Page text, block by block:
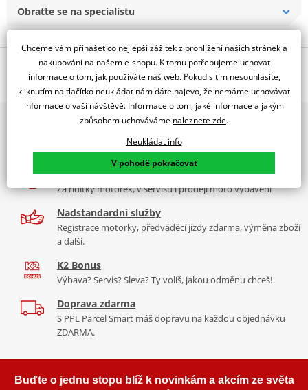
Obraťte se na specialistu
Popis a parametry
Jsme autorizovaný
dealer značky EK + SUPERSPROX
Řetězová sada - Řetěz EK, řada SRX2, těsněný QX-kroužkem.
Ocelové kolečko a rozeta SUPERSPROX.
Řetěz 520 SRX2
tím, že má jako jediný na trhu ZST (samozřejmě kromě typu MVXZ).
Typické motorky: Honda NC 750S, Kawasaki KLR 650, KTM 690
Enduro/Duke, zároveň se šikne pro sportovní endura a závody
Řada SRX
střední třída, ze které si vybere prakticky každý, prakticky pro
každou motorku, včetně závodních mašin, čtyřkolek. Má QX
2x multibrand showroom
9 značek motocyklů, servis, oblečení, doplňky i náhradní
díly, to vše v Praze a Liberci
Více než 30 let zkušeností
Za řídítky motorek, v servisu i prodeji moto vybavení
Nadstandardní služby
Registrace motorky, předváděcí jízdy zdarma, výměna zboží
a další.
K2 Bonus
Výbava? Servis? Sleva? Ty volíš, jakou odměnu chceš!
Doprava zdarma
S PPL Parcel Smart máš dopravu na každou objednávku
ZDARMA.
Buďte o jednu stopu blíž k novinkám a akcím ze světa
Chceme vám přinášet co nejlepší zážitek z prohlížení našich stránek a
nakupování na našem e-shopu. K tomu potřebujeme uchovat
informace o tom, jak používáte náš web. Pokud s tím nesouhlasíte,
kliknutím na tlačítko neukládat nám dáte najevo, že nemáme uchovávat
informace o vaší návštěvě. Informace o tom, jaké informace a jakým
způsobem uchováváme naleznete zde.
Neukládat info
V pohodě pokračovat